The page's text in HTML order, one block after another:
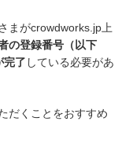
まがcrowdworks.jp上
の登録番号（以下
完了 している必要があ
だくことをおすすめ